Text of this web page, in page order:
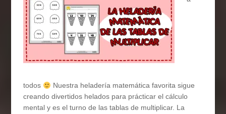
todos
Nuestra heladería matemática favorita sigue
creando divertidos helados para prácticar el cálculo
mental y es el turno de las tablas de multiplicar. La